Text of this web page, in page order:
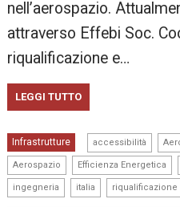
nell’aerospazio.
attraverso Effebi Soc.
riqualificazione e…
LEGGI TUTTO
Infrastrutture accessibilità
Aerospazio Efficienza Energetica
ingegneria italia riqualificazione